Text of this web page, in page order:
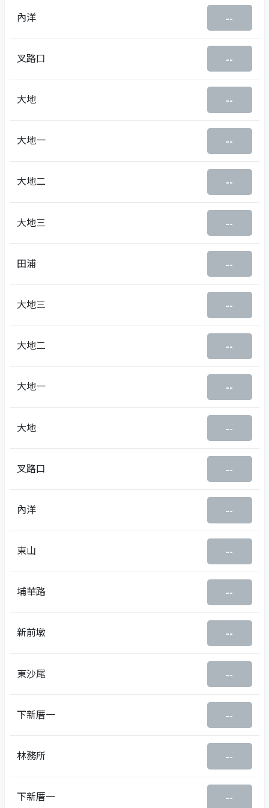
內洋 --
叉路口 --
大地 --
大地一 --
大地二 --
大地三 --
田浦 --
大地三 --
大地二 --
大地一 --
大地 --
叉路口 --
內洋 --
東山 --
埔華路 --
新前墩 --
東沙尾 --
下新厝一 --
林務所 --
下新厝一 --